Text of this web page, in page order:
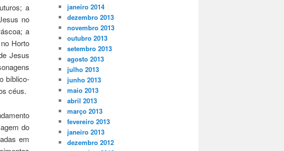
a
no
a
Horto
Jesus
bíblico-
céus.
do
em
janeiro 2014
dezembro 2013
novembro 2013
outubro 2013
setembro 2013
agosto 2013
julho 2013
junho 2013
maio 2013
abril 2013
março 2013
fevereiro 2013
janeiro 2013
dezembro 2012